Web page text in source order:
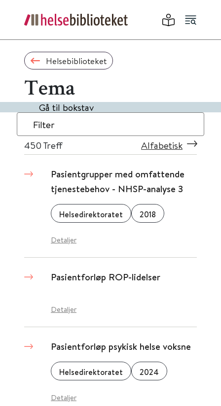
Helsebiblioteket
Tema
Gå til bokstav
Filter
450 Treff Alfabetisk
Pasientgrupper med omfattende
tjenestebehov - NHSP-analyse 3
Helsedirektoratet 2018
Detaljer
Pasientforløp ROP-lidelser
Detaljer
Pasientforløp psykisk helse voksne
Helsedirektoratet 2024
Detaljer